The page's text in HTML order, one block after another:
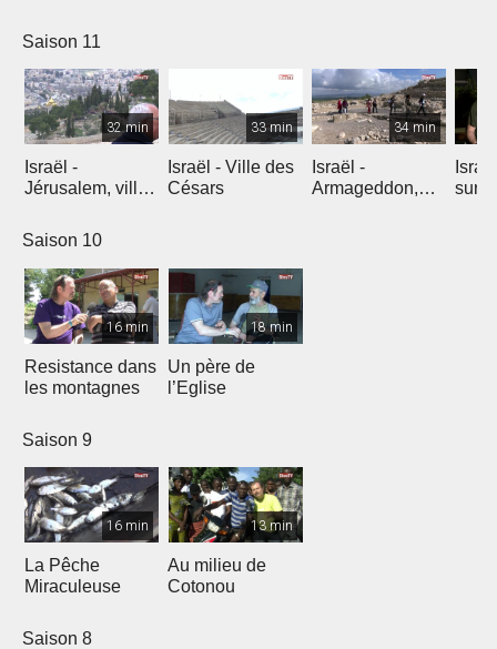
Saison 11
32 min
Israël -
Jérusalem, ville
33 min
Israël - Ville des
Césars
34 min
Israël -
Armageddon,
sur
Saison 10
16 min
Resistance dans
les montagnes
18 min
Un père de
l’Eglise
Saison 9
16 min
La Pêche
Miraculeuse
13 min
Au milieu de
Cotonou
Saison 8